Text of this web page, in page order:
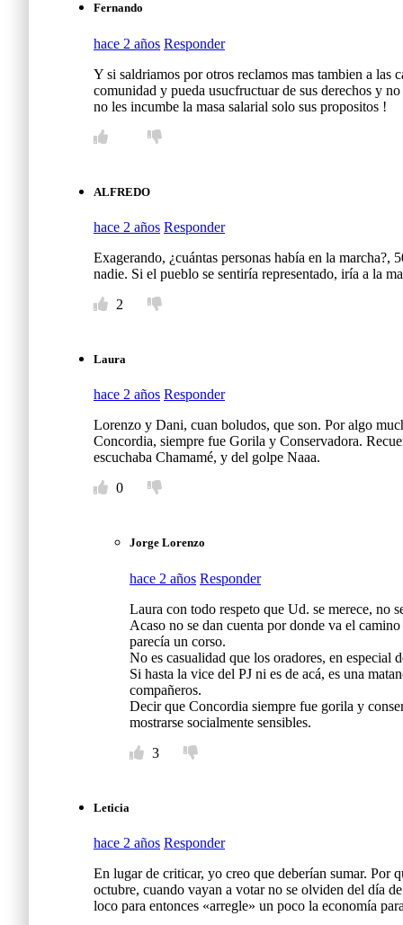
Fernando
hace 2 años Responder
Y si saldriamos por otros reclamos mas tambien a las
comunidad y pueda usucfructuar de sus derechos y
no les incumbe la masa salarial solo sus propositos !
ALFREDO
hace 2 años Responder
Exagerando, ¿cuántas personas había en la marcha?,
nadie. Si el pueblo se sentiría representado, iría a la
2
Laura
hace 2 años Responder
Lorenzo y Dani, cuan boludos, que son. Por algo
Concordia, siempre fue Gorila y Conservadora.
escuchaba Chamamé, y del golpe Naaa.
0
Jorge Lorenzo
hace 2 años Responder
Laura con todo respeto que Ud. se merece, no
Acaso no se dan cuenta por donde va el
parecía un corso.
No es casualidad que los oradores, en especial
Si hasta la vice del PJ ni es de acá, es una
compañeros.
Decir que Concordia siempre fue gorila y
mostrarse socialmente sensibles.
3
Leticia
hace 2 años Responder
En lugar de criticar, yo creo que deberían sumar. Por
octubre, cuando vayan a votar no se olviden del día
loco para entonces «arregle» un poco la economía